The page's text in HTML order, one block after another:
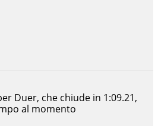
Duer, che chiude in 1:09.21,
al momento